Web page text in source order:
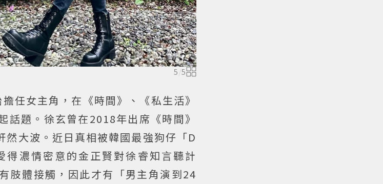
5/5
任女主角，在《時間》、《私生活》
題。徐玄曾在2018年出席《時間》
大波。近日真相被韓國最強狗仔「D
濃情密意的金正賢對徐睿知言聽計
肢體接觸，因此才有「男主角演到24